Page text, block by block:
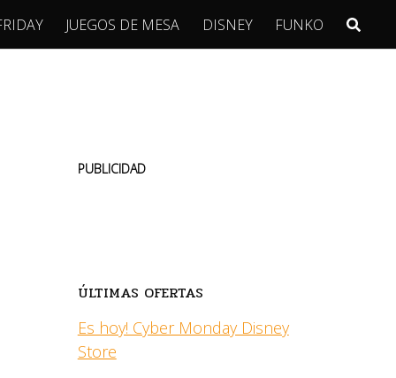
JUEGOS DE MESA DISNEY FUNKO
PUBLICIDAD
ÚLTIMAS OFERTAS
Es hoy! Cyber Monday Disney
Store